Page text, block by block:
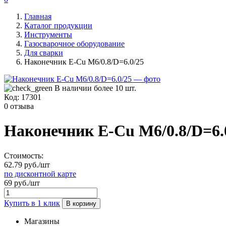
Главная
Каталог продукции
Инструменты
Газосварочное оборудование
Для сварки
Наконечник Е-Сu M6/0.8/D=6.0/25
В наличии более 10 шт.
Код: 17301
0 отзыва
Наконечник Е-Сu M6/0.8/
Стоимость:
62.79 руб./шт
по дисконтной карте
69 руб./шт
Купить в 1 клик В корзину
Магазины